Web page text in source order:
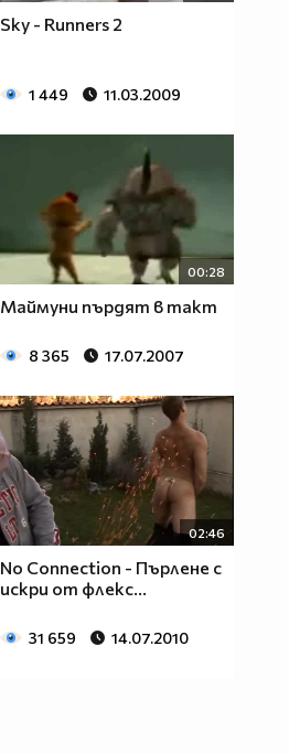
Sky - Runners 2
1 449 11.03.2009
00:28
Маймуни пърдят в такт
8 365 17.07.2007
02:46
No Connection - Пърлене с
искри от флекс...
31 659 14.07.2010